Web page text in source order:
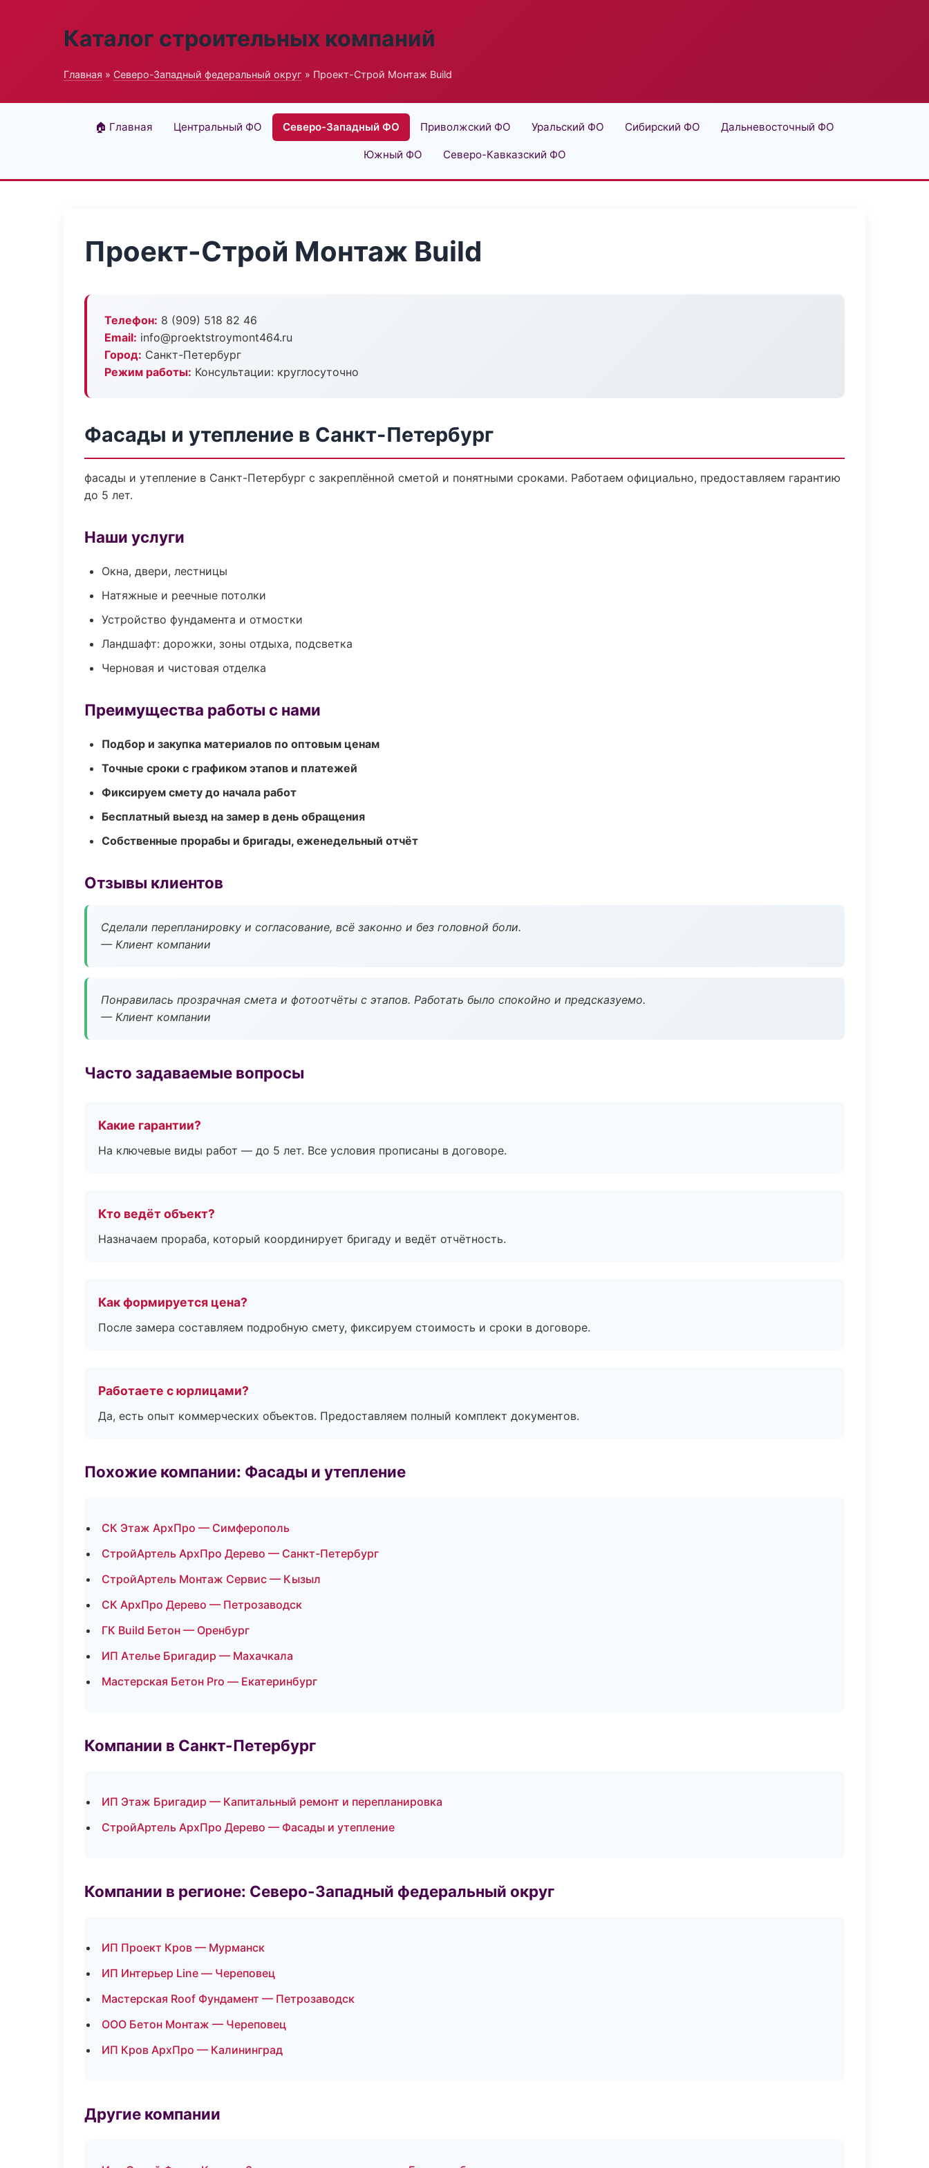
Каталог строительных компаний
Главная » Северо-Западный федеральный округ » Проект-Строй Монтаж Build
🏠 Главная Центральный ФО Северо-Западный ФО Приволжский ФО Уральский ФО Сибирский ФО Дальневосточный ФО
Южный ФО Северо-Кавказский ФО
Проект-Строй Монтаж Build
Телефон: 8 (909) 518 82 46
Email: info@proektstroymont464.ru
Город: Санкт-Петербург
Режим работы: Консультации: круглосуточно
Фасады и утепление в Санкт-Петербург
фасады и утепление в Санкт-Петербург с закреплённой сметой и понятными сроками. Работаем официально, предоставляем гарантию
до 5 лет.
Наши услуги
Окна, двери, лестницы
Натяжные и реечные потолки
Устройство фундамента и отмостки
Ландшафт: дорожки, зоны отдыха, подсветка
Черновая и чистовая отделка
Преимущества работы с нами
Подбор и закупка материалов по оптовым ценам
Точные сроки с графиком этапов и платежей
Фиксируем смету до начала работ
Бесплатный выезд на замер в день обращения
Собственные прорабы и бригады, еженедельный отчёт
Отзывы клиентов
Сделали перепланировку и согласование, всё законно и без головной боли.
— Клиент компании
Понравилась прозрачная смета и фотоотчёты с этапов. Работать было спокойно и предсказуемо.
— Клиент компании
Часто задаваемые вопросы
Какие гарантии?
На ключевые виды работ — до 5 лет. Все условия прописаны в договоре.
Кто ведёт объект?
Назначаем прораба, который координирует бригаду и ведёт отчётность.
Как формируется цена?
После замера составляем подробную смету, фиксируем стоимость и сроки в договоре.
Работаете с юрлицами?
Да, есть опыт коммерческих объектов. Предоставляем полный комплект документов.
Похожие компании: Фасады и утепление
СК Этаж АрхПро — Симферополь
СтройАртель АрхПро Дерево — Санкт-Петербург
СтройАртель Монтаж Сервис — Кызыл
СК АрхПро Дерево — Петрозаводск
ГК Build Бетон — Оренбург
ИП Ателье Бригадир — Махачкала
Мастерская Бетон Pro — Екатеринбург
Компании в Санкт-Петербург
ИП Этаж Бригадир — Капитальный ремонт и перепланировка
СтройАртель АрхПро Дерево — Фасады и утепление
Компании в регионе: Северо-Западный федеральный округ
ИП Проект Кров — Мурманск
ИП Интерьер Line — Череповец
Мастерская Roof Фундамент — Петрозаводск
ООО Бетон Монтаж — Череповец
ИП Кров АрхПро — Калининград
Другие компании